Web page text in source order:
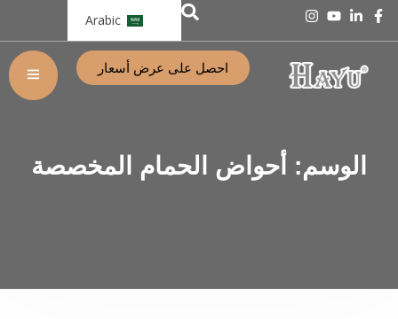
Arabic
احصل على عرض أسعار
الوسم: أحواض الحمام المخصصة